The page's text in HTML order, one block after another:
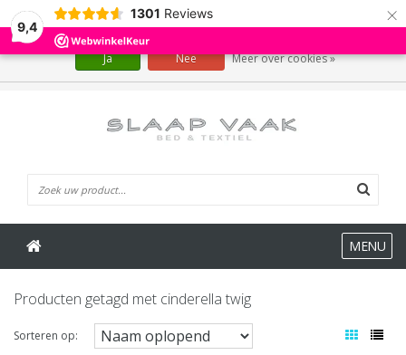
9,4
1301 Reviews ×
MENU
Producten getagd met cinderella twig
Sorteren op:
Wij slaan cookies op om onze website te verbeteren. Is dat akkoord?
Ja Nee Meer over cookies »